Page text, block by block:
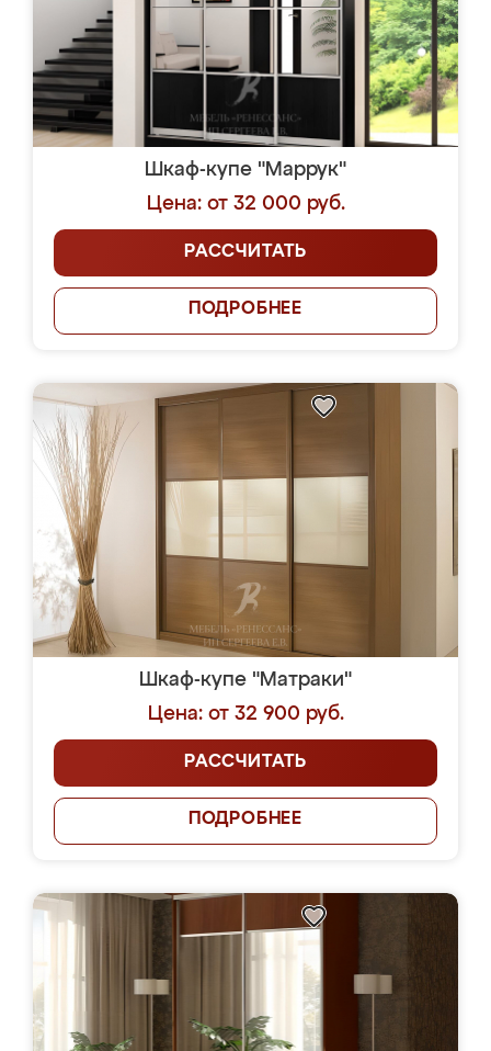
Шкаф-купе "Маррук"
Цена: от 32 000 руб.
РАССЧИТАТЬ
ПОДРОБНЕЕ
Шкаф-купе "Матраки"
Цена: от 32 900 руб.
РАССЧИТАТЬ
ПОДРОБНЕЕ